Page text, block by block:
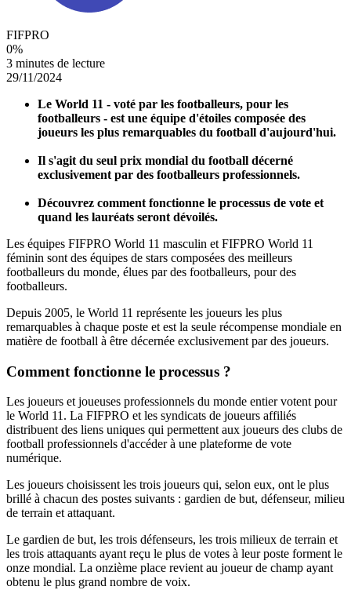
FIFPRO
0%
3 minutes de lecture
29/11/2024
Le World 11 - voté par les footballeurs, pour les
footballeurs - est une équipe d'étoiles composée des
joueurs les plus remarquables du football d'aujourd'hui.
Il s'agit du seul prix mondial du football décerné
exclusivement par des footballeurs professionnels.
Découvrez comment fonctionne le processus de vote et
quand les lauréats seront dévoilés.
Les équipes FIFPRO World 11 masculin et FIFPRO World 11
féminin sont des équipes de stars composées des meilleurs
footballeurs du monde, élues par des footballeurs, pour des
footballeurs.
Depuis 2005, le World 11 représente les joueurs les plus
remarquables à chaque poste et est la seule récompense mondiale en
matière de football à être décernée exclusivement par des joueurs.
Comment fonctionne le processus ?
Les joueurs et joueuses professionnels du monde entier votent pour
le World 11. La FIFPRO et les syndicats de joueurs affiliés
distribuent des liens uniques qui permettent aux joueurs des clubs de
football professionnels d'accéder à une plateforme de vote
numérique.
Les joueurs choisissent les trois joueurs qui, selon eux, ont le plus
brillé à chacun des postes suivants : gardien de but, défenseur, milieu
de terrain et attaquant.
Le gardien de but, les trois défenseurs, les trois milieux de terrain et
les trois attaquants ayant reçu le plus de votes à leur poste forment le
onze mondial. La onzième place revient au joueur de champ ayant
obtenu le plus grand nombre de voix.